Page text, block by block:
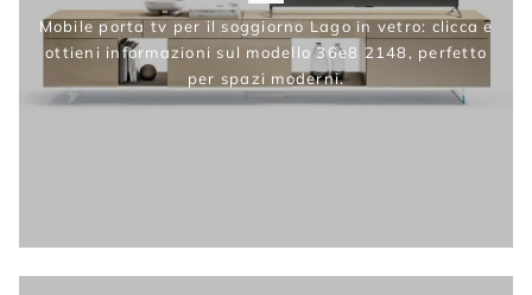
Mobile porta tv per il soggiorno Lago in vetro: clicca e
ottieni informazioni sul modello 36e8 2148, perfetto
per spazi moderni.